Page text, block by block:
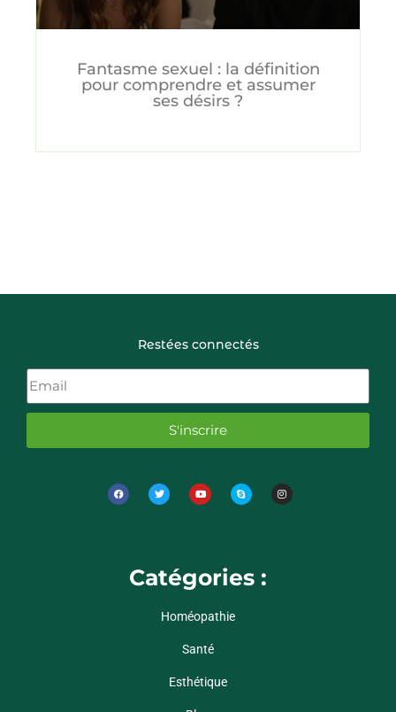
Fantasme sexuel : la définition
pour comprendre et assumer
ses désirs ?
Restées connectés
S'inscrire
Catégories :
Homéopathie
Santé
Esthétique